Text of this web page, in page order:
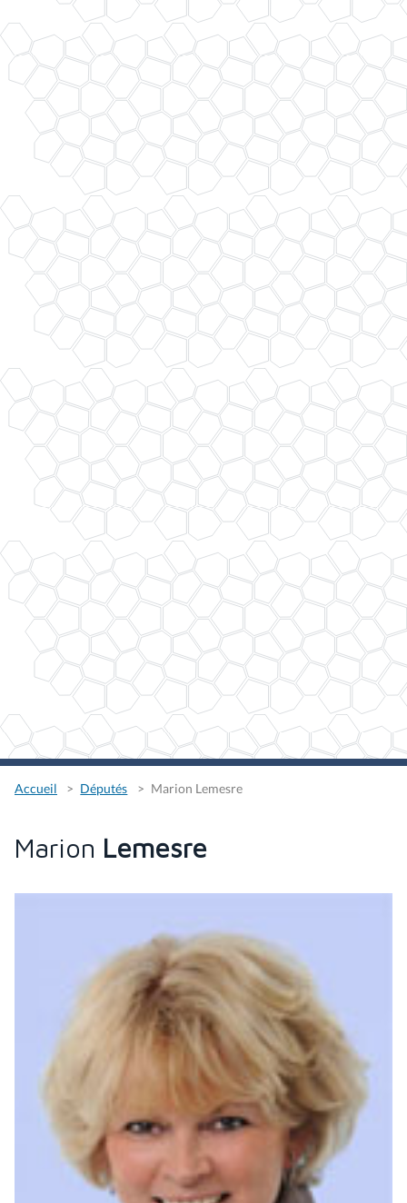
Accueil Députés Marion Lemesre
Marion Lemesre